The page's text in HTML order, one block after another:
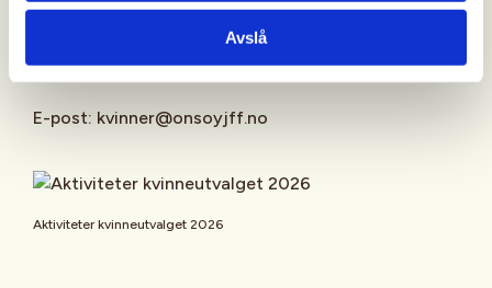
Avslå
Spørsmål?
Kontakt: Liv Bente Ellefsen
E-post: kvinner@onsoyjff.no
Aktiviteter kvinneutvalget 2026